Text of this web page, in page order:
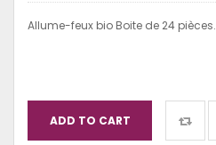
Allume-feux bio Boite de 24 pièces.
ADD TO CART